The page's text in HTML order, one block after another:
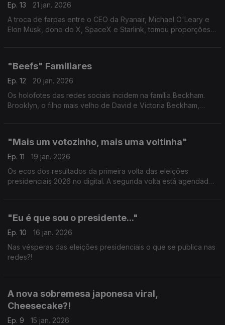
Ep. 13
21 jan. 2026
A troca de farpas entre o CEO da Ryanair, Michael O'Leary e
Elon Musk, dono do X, SpaceX e Starlink, tomou proporções
"Beefs" Familiares
Ep. 12
20 jan. 2026
Os holofotes das redes sociais incidem na família Beckham.
Brooklyn, o filho mais velho de David e Victoria Beckham,
"Mais um votozinho, mais uma voltinha"
Ep. 11
19 jan. 2026
Os ecos dos resultados da primeira volta das eleições
presidenciais 2026 no digital. A segunda volta está agendada
"Eu é que sou o presidente..."
Ep. 10
16 jan. 2026
Nas vésperas das eleições presidenciais o que se publica nas
redes?!
A nova sobremesa japonesa viral,
Cheesecake?!
Ep. 9
15 jan. 2026